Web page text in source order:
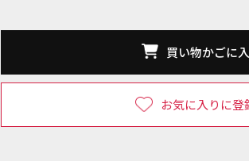
買い物かごに
お気に入りに登